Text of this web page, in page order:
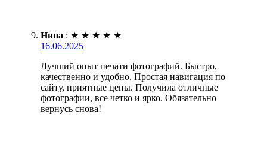
Нина : ★ ★ ★ ★ ★
16.06.2025
Лучший опыт печати фотографий. Быстро,
качественно и удобно. Простая навигация по
сайту, приятные цены. Получила отличные
фотографии, все четко и ярко. Обязательно
вернусь снова!